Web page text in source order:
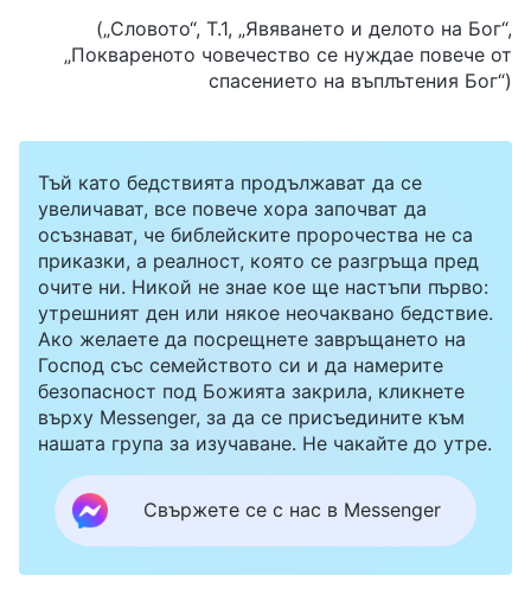
(„Словото“, Т.1, „Явяването и делото на Бог“,
„Поквареното човечество се нуждае повече от
спасението на въплътения Бог“)
Тъй като бедствията продължават да се
увеличават, все повече хора започват да
осъзнават, че библейските пророчества не са
приказки, а реалност, която се разгръща пред
очите ни. Никой не знае кое ще настъпи първо:
утрешният ден или някое неочаквано бедствие.
Ако желаете да посрещнете завръщането на
Господ със семейството си и да намерите
безопасност под Божията закрила, кликнете
върху Messenger, за да се присъедините към
нашата група за изучаване. Не чакайте до утре.
Свържете се с нас в Messenger